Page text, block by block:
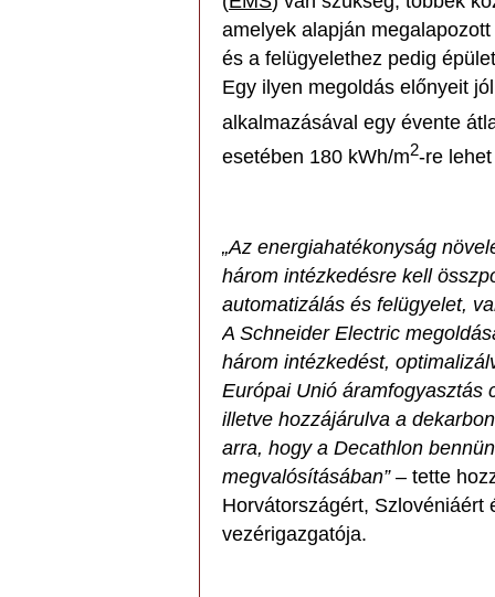
amelyek alapján
és a felügyelethez pedig
Egy ilyen megoldás előnyeit
alkalmazásával egy évente
esetében 180 kWh/m2-re
„Az energiahatékonyság
három intézkedésre kell
automatizálás és felügyelet,
A Schneider Electric
három intézkedést,
Európai Unió áramfogyasztás
illetve hozzájárulva a
arra, hogy a Decathlon
megvalósításában”– tette
Horvátországért, Szlovéniáért
vezérigazgatója.